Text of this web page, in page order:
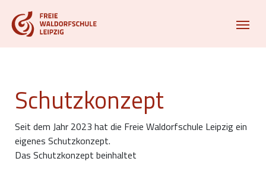
Schutzkonzept
Seit dem Jahr 2023 hat die Freie Waldorfschule Leipzig ein
eigenes Schutzkonzept.
Das Schutzkonzept beinhaltet